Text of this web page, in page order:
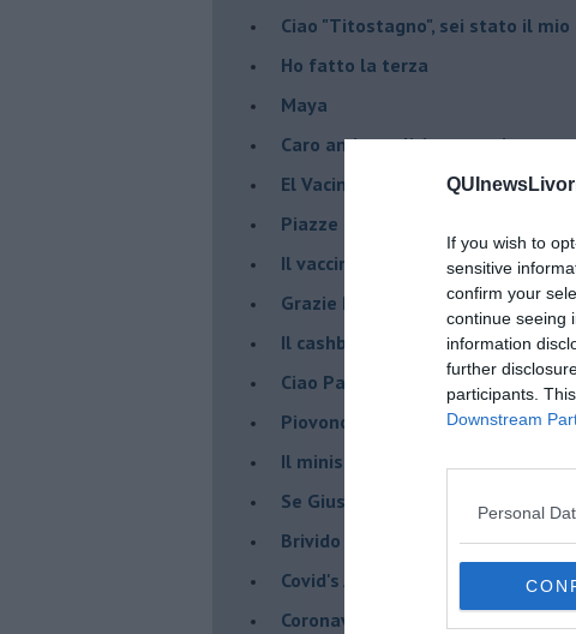
If you wish to
sensitive
confirm your
continue seeing
information
further
participants.
Downstream
Personal
Ciao "Titostagno", sei stato il mio
Ho fatto la terza
Maya
Caro amico politico
El Vacinado
Piazze piene, piscine vuote ma
​Il vaccino contro il Covid, ci si
Grazie Pablito
Il cashback ha fatto crash ma IO
Ciao Patrizio
Piovono DPCM
Il ministro mi ama
Se Giuseppe Conte si veste da
Brivido di terrore... la chiamano
Covid's Anatomy
Coronavirus, scacco al racket